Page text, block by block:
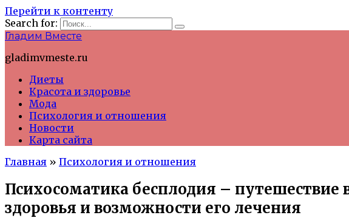
Перейти к контенту
Search for:
Гладим Вместе
gladimvmeste.ru
Диеты
Красота и здоровье
Мода
Психология и отношения
Новости
Карта сайта
Главная » Психология и отношения
Психосоматика бесплодия – путешествие
здоровья и возможности его лечения